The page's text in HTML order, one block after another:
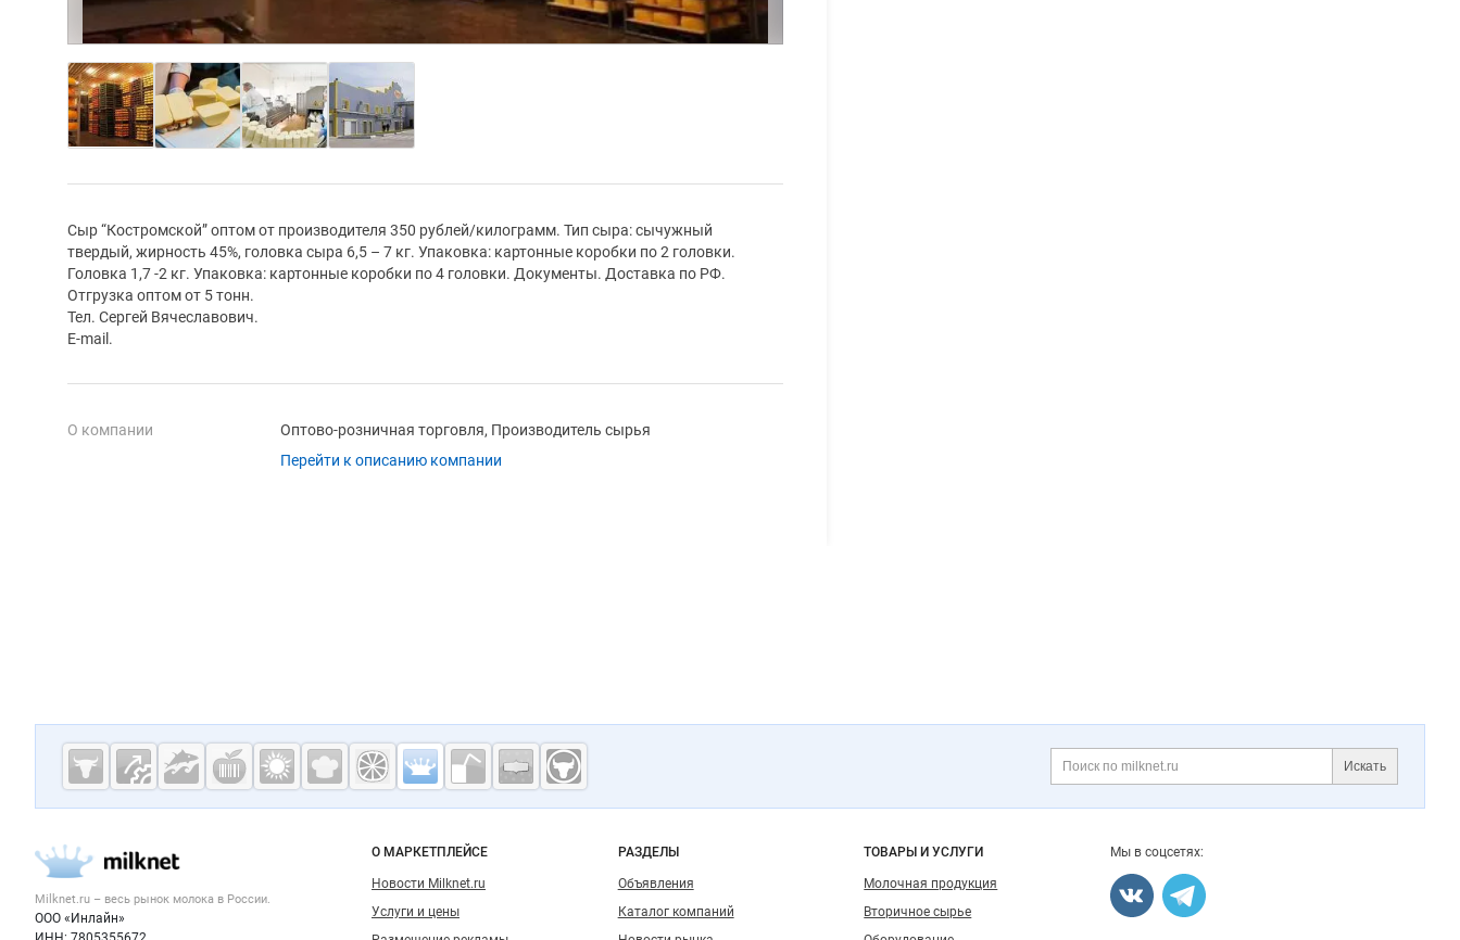
Сыр “Костромской” оптом от производителя 350 рублей/килограмм. Тип сыра: сычужный
твердый, жирность 45%, головка сыра 6,5 – 7 кг. Упаковка: картонные коробки по 2 головки.
Головка 1,7 -2 кг. Упаковка: картонные коробки по 4 головки. Документы. Доставка по РФ.
Отгрузка оптом от 5 тонн.
Тел. Сергей Вячеславович.
E-mail.
О компании
Оптово-розничная торговля, Производитель сырья
Перейти к описанию компании
Дополнительная информация
Искать
Cсылки на полезные проекты
Молочная
промышленность
Milknet.ru
Важные разделы и контакты
Milknet.ru – весь рынок молока в России.
ООО «Инлайн»
Навигация по сайту
О МАРКЕТПЛЕЙСЕ
Новости Milknet.ru
Услуги и цены
РАЗДЕЛЫ
Объявления
Каталог компаний
ТОВАРЫ И УСЛУГИ
Молочная продукция
Вторичное сырье
Мы в соцсетях: